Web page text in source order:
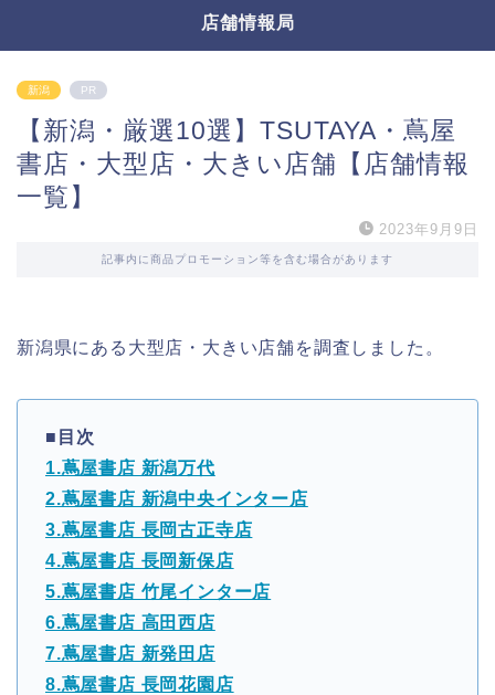
店舗情報局
新潟 PR
【新潟・厳選10選】TSUTAYA・蔦屋
書店・大型店・大きい店舗【店舗情報
一覧】
2023年9月9日
記事内に商品プロモーション等を含む場合があります
新潟県にある大型店・大きい店舗を調査しました。
■目次
1.蔦屋書店 新潟万代
2.蔦屋書店 新潟中央インター店
3.蔦屋書店 長岡古正寺店
4.蔦屋書店 長岡新保店
5.蔦屋書店 竹尾インター店
6.蔦屋書店 高田西店
7.蔦屋書店 新発田店
8.蔦屋書店 長岡花園店